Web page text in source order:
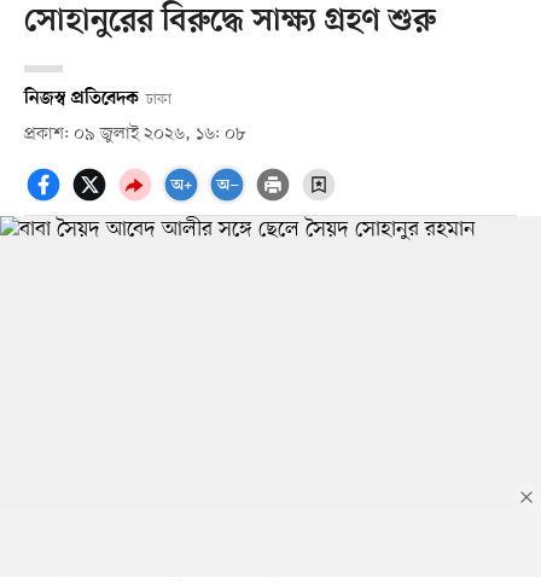
সোহানুরের বিরুদ্ধে সাক্ষ্য গ্রহণ শুরু
নিজস্ব প্রতিবেদক ঢাকা
প্রকাশ: ০৯ জুলাই ২০২৬, ১৬: ০৮